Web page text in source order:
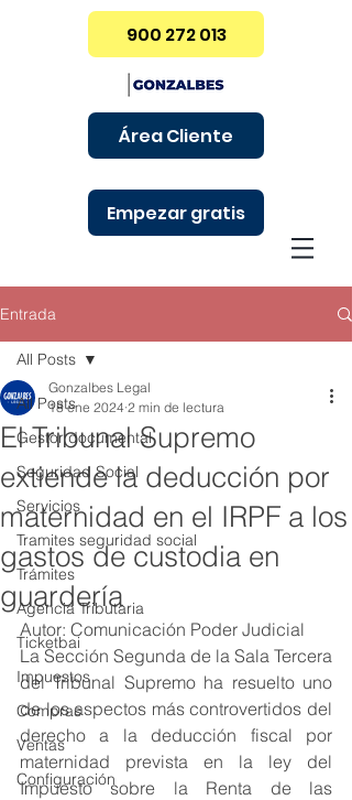
900 272 013
Área Cliente
Empezar gratis
Entrada
All Posts
Gestor documental
Seguridad Social
Servicios
Tramites seguridad social
Trámites
Agencia Tributaria
Ticketbai
Impuestos
Compras
Ventas
Configuración
All Posts
El Tribunal Supremo
extiende la deducción por
maternidad en el IRPF a los
gastos de custodia en
guardería
Gonzalbes Legal
18 ene 2024 2 min de lectura
Autor: Comunicación Poder Judicial
La Sección Segunda de la Sala Tercera
del Tribunal Supremo ha resuelto uno
de los aspectos más controvertidos del
derecho a la deducción fiscal por
maternidad prevista en la ley del
Impuesto sobre la Renta de las